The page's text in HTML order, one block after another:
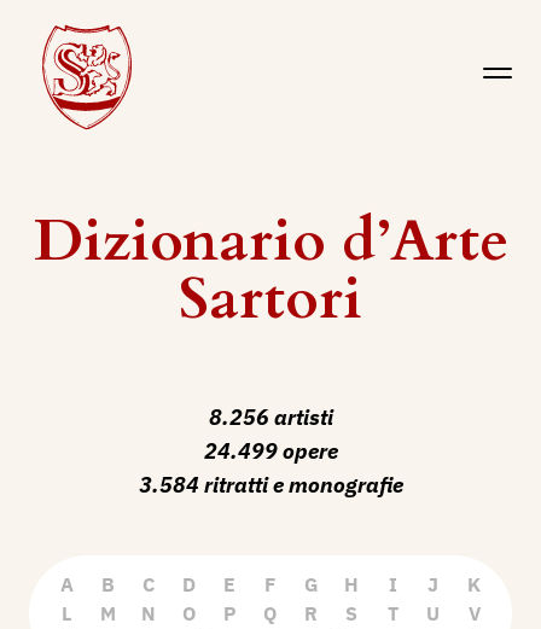
Dizionario d’Arte
Sartori
8.256 artisti
24.499 opere
3.584 ritratti e monografie
A B C D E F G H I J
K
L
M N O P Q R S T U
V